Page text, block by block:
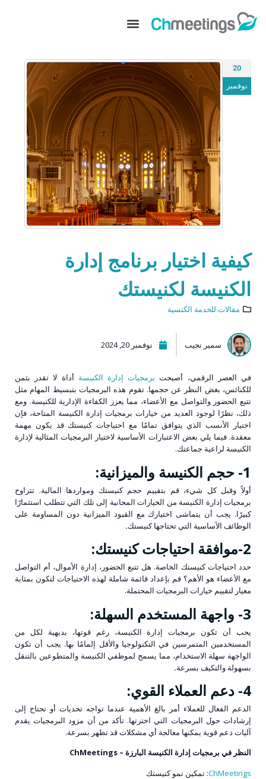
20
نوفمبر
كيفية اختيار برنامج إدارة
الكنيسة لكنيستك
مقالات للخدمة الكنسية
سمير نجيب نوفمبر 20, 2024
في العصر الرقمي، أصبحت برمجيات إدارة الكنيسة أداة لا تقدر بثمن
للكنائس، بغض النظر عن حجمها. تقوم هذه البرمجيات بتبسيط المهام مثل
تتبع الحضور والتواصل مع الأعضاء، مما يعزز الكفاءة الإدارية للكنيسة. ومع
ذلك، نظرًا لوجود العديد من خيارات برمجيات إدارة الكنيسة المتاحة، فإن
اختيار الأنسب الذي يتوافق تمامًا مع احتياجات كنيستك قد يكون مهمة
معقدة. فيما يلي بعض الاعتبارات الأساسية لاختيار البرمجيات المثالية لإدارة
الكنيسة لراعية جماعتك.
1- حجم الكنيسة والميزانية:
أولاً وقبل كل شيء، قم بتقييم حجم كنيستك ومواردها المالية. تتراوح
برمجيات إدارة الكنيسة من الخيارات المجانية إلى تلك التي تتطلب استثمارًا
كبيرًا. يجب أن يتماشى اختيارك مع القيود الميزانية دون المساومة على
الوظائف الأساسية التي تحتاجها كنيستك.
2- موافقة احتياجات كنيستك:
حدد احتياجات كنيستك الخاصة. هل تتبع الحضور، إدارة الأموال، أم التواصل
مع الأعضاء هو الأهم؟ قم بإعداد قائمة شاملة لهذه الاحتياجات لتكون بمثابة
معيار لتقييم خيارات البرمجيات المحتملة.
3- واجهة المستخدم السهلة:
يجب أن تكون برمجيات إدارة الكنيسة، رغم قوتها، بديهية لكل من
المستخدمين المتمرسين في التكنولوجيا والأقل إلمامًا بها. يجب أن تكون
الواجهة سهلة الاستخدام، مما يسمح لموظفي الكنيسة والمتطوعين بالتنقل
بسهولة والتكيف بسرعة.
4- دعم العملاء القوي:
الدعم الفعال للعملاء أمر بالغ الأهمية عندما تواجه تحديات أو تحتاج إلى
إرشادات حول البرمجيات التي اخترتها. تأكد من أن مزود البرمجيات يقدم
آليات دعم قوية يمكنها معالجة أي مشكلات قد تظهر بسرعة.
النظر في برمجيات إدارة الكنيسة البارزة – ChMeetings
ChMeetings: تمكين نمو كنيستك